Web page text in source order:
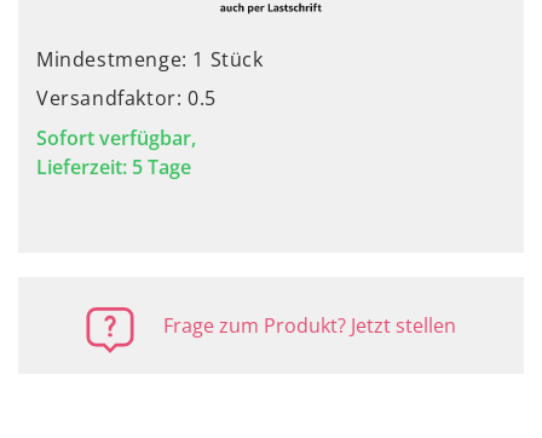
Mindestmenge: 1 Stück
Versandfaktor: 0.5
Sofort verfügbar,
Lieferzeit: 5 Tage
Frage zum Produkt? Jetzt stellen